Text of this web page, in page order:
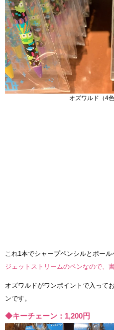
オズワルド（4
これ1本でシャープペンシルとボー
ジェットストリームのペンなので、
オズワルドがワンポイントで入って
ンです。
◆キーチェーン：1,200円